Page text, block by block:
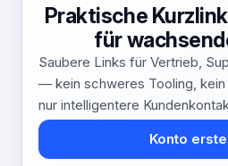
Praktische
für
Saubere Links für Vertrieb,
— kein schweres Tooling,
nur intelligentere
Konto